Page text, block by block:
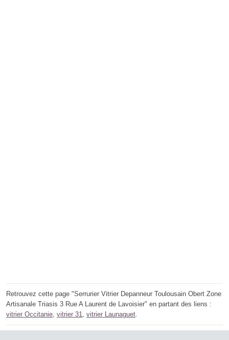
Retrouvez cette page "Serrurier Vitrier Depanneur Toulousain Obert Zone
Artisanale Triasis 3 Rue A Laurent de Lavoisier" en partant des liens :
vitrier Occitanie, vitrier 31, vitrier Launaguet.